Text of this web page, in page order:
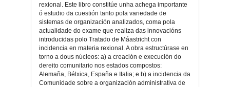
rexional. Este libro constitúe unha achega importante
ó estudio da cuestión tanto pola variedade de
sistemas de organización analizados, coma pola
actualidade do exame que realiza das innovacións
introducidas polo Tratado de Máastricht con
incidencia en materia rexional. A obra estructúrase en
torno a dous núcleos: a) a creación e execución do
dereito comunitario nos estados compostos:
Alemaña, Bélxica, España e Italia; e b) a incidencia da
Comunidade sobre a organización administrativa de